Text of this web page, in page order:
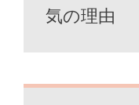
気の理由